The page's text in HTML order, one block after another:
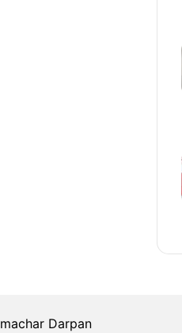
Darpan